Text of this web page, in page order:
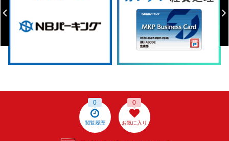
閲覧履歴
0
お気に入り
0